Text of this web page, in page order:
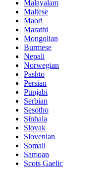
Malayalam
Maltese
Maori
Marathi
Mongolian
Burmese
Nepali
Norwegian
Pashto
Persian
Punjabi
Serbian
Sesotho
Sinhala
Slovak
Slovenian
Somali
Samoan
Scots Gaelic